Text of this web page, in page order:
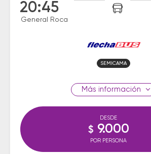
20:45
General Roca
SEMICAMA
información
DESDE
$ 9.000
POR PERSONA